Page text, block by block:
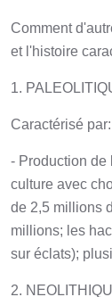
Comment
et l'histoire
1.
Caractérisé par:
- Production de
culture avec
de 2,5 millions
millions; les
sur éclats);
2.